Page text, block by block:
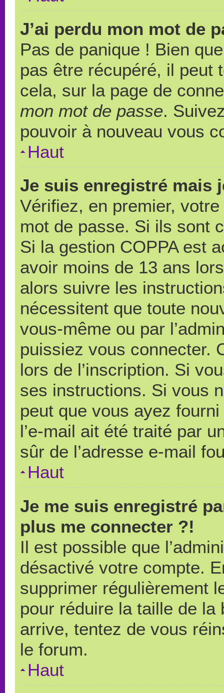
J’ai perdu mon mot de
Pas de panique ! Bien
pas être récupéré, il peut
cela, sur la page de
mon mot de passe.
pouvoir à nouveau vous
Haut
Je suis enregistré mais
Vérifiez, en premier,
mot de passe. Si ils sont
Si la gestion COPPA est
avoir moins de 13 ans
alors suivre les
nécessitent que toute
vous-même ou par
puissiez vous connecter.
lors de l’inscription. Si
ses instructions. Si vous
peut que vous ayez
l’e-mail ait été traité par
sûr de l’adresse e-mail
Haut
Je me suis enregistré
plus me connecter ?!
Il est possible que
désactivé votre compte.
supprimer régulièrement
pour réduire la taille de
arrive, tentez de vous
le forum.
Haut